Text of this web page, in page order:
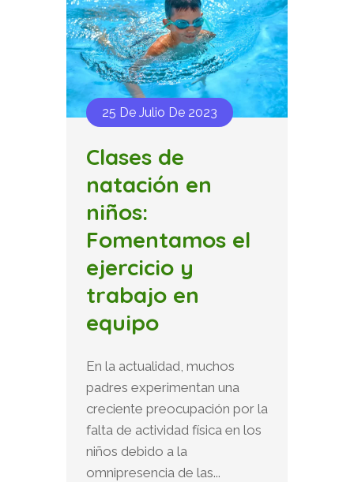
25 De Julio De 2023
Clases de
natación en
niños:
Fomentamos el
ejercicio y
trabajo en
equipo
En la actualidad, muchos
padres experimentan una
creciente preocupación por la
falta de actividad física en los
niños debido a la
omnipresencia de las...